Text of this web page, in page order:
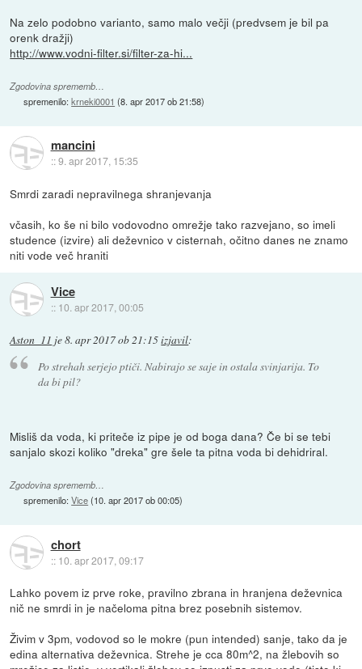
Na zelo podobno varianto, samo malo večji (predvsem je bil pa
orenk dražji)
http://www.vodni-filter.si/filter-za-hi...
Zgodovina sprememb…
spremenilo:krneki0001 (8. apr 2017 ob 21:58)
mancini
::9. apr 2017, 15:35
Smrdi zaradi nepravilnega shranjevanja
včasih, ko še ni bilo vodovodno omrežje tako razvejano, so imeli
studence (izvire) ali deževnico v cisternah, očitno danes ne znamo
niti vode več hraniti
Vice
:: 10. apr 2017, 00:05
Aston_11 je8. apr 2017 ob 21:15izjavil:
Po strehah serjejo ptiči. Nabirajo se saje in ostala svinjarija. To
da bi pil?
Misliš da voda, ki priteče iz pipe je od boga dana? Če bi se tebi
sanjalo skozi koliko "dreka" gre šele ta pitna voda bi dehidriral.
Zgodovina sprememb…
spremenilo:Vice(10. apr 2017 ob 00:05)
chort
:: 10. apr 2017, 09:17
Lahko povem iz prve roke, pravilno zbrana in hranjena deževnica
nič ne smrdi in je načeloma pitna brez posebnih sistemov.
Živim v 3pm, vodovod so le mokre (pun intended) sanje, tako da je
edina alternativa deževnica. Strehe je cca 80m^2, na žlebovih so